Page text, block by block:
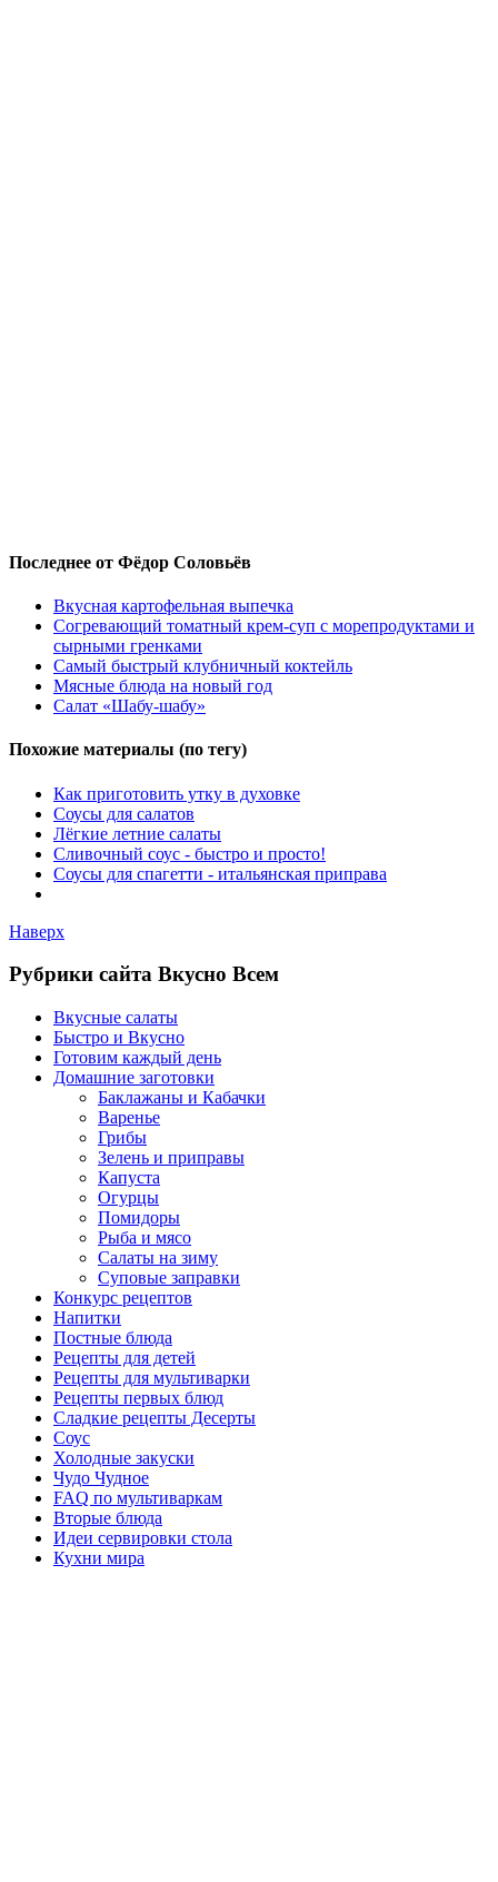
Последнее от Фёдор Соловьёв
Вкусная картофельная выпечка
Согревающий томатный крем-суп с морепродуктами и
сырными гренками
Самый быстрый клубничный коктейль
Мясные блюда на новый год
Салат «Шабу-шабу»
Похожие материалы (по тегу)
Как приготовить утку в духовке
Соусы для салатов
Лёгкие летние салаты
Сливочный соус - быстро и просто!
Соусы для спагетти - итальянская приправа
Наверх
Рубрики сайта Вкусно Всем
Вкусные салаты
Быстро и Вкусно
Готовим каждый день
Домашние заготовки
Баклажаны и Кабачки
Варенье
Грибы
Зелень и приправы
Капуста
Огурцы
Помидоры
Рыба и мясо
Салаты на зиму
Суповые заправки
Конкурс рецептов
Напитки
Постные блюда
Рецепты для детей
Рецепты для мультиварки
Рецепты первых блюд
Сладкие рецепты Десерты
Соус
Холодные закуски
Чудо Чудное
FAQ по мультиваркам
Вторые блюда
Идеи сервировки стола
Кухни мира